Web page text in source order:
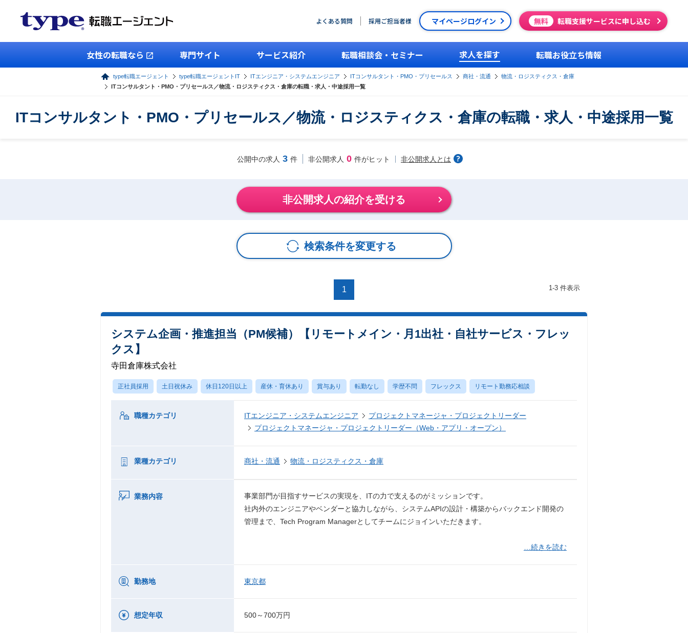
よくある質問 採用ご担当者様 マイページログイン 無料 転職支援サービスに申し込む
女性の転職なら 専門サイト サービス紹介 転職相談会・セミナー 求人を探す 転職お役立ち情報
type転職エージェント type転職エージェントIT ITエンジニア・システムエンジニア ITコンサルタント・PMO・プリセールス 商社・流通
物流・ロジスティクス・倉庫
ITコンサルタント・PMO・プリセールス／物流・ロジスティクス・倉庫の転職・求人・中途採用一覧
ITコンサルタント・PMO・プリセールス／物流・ロジスティクス・倉庫の転職・求人・中途採用一覧
公開中の求人 3 件 非公開求人 0 件がヒット 非公開求人とは
非公開求人の紹介を受ける
検索条件を変更する
1 1-3 件表示
システム企画・推進担当（PM候補）【リモートメイン・月1出社・自社サービス・フレッ
クス】
寺田倉庫株式会社
正社員採用 土日祝休み 休日120日以上 産休・育休あり 賞与あり 転勤なし 学歴不問 フレックス リモート勤務応相談
職種カテゴリ ITエンジニア・システムエンジニア
プロジェクトマネージャ・プロジェクトリーダー
プロジェクトマネージャ・プロジェクトリーダー（Web・アプリ・オープン）
業種カテゴリ 商社・流通 物流・ロジスティクス・倉庫
業務内容
事業部門が目指すサービスの実現を、ITの力で支えるのがミッションです。
社内外のエンジニアやベンダーと協力しながら、システムAPIの設計・構築からバックエンド開発の
管理まで、Tech Program Managerとしてチームにジョインいただきます。
…続きを読む
勤務地 東京都
想定年収 500～700万円